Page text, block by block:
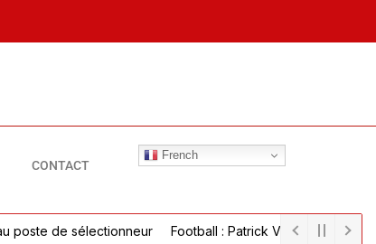
CONTACT
French
de sélectionneur Football : Patrick Vieira parvient à un